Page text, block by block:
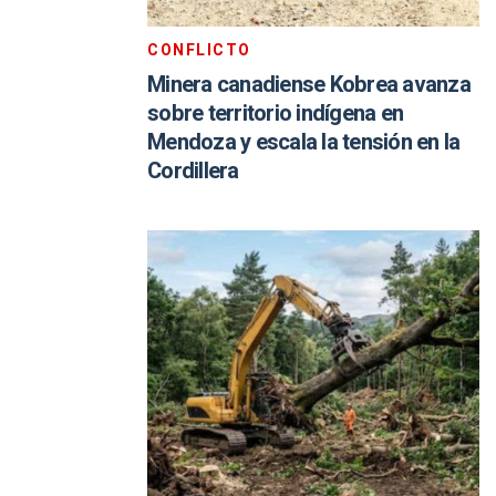
CONFLICTO
Minera canadiense Kobrea avanza
sobre territorio indígena en
Mendoza y escala la tensión en la
Cordillera